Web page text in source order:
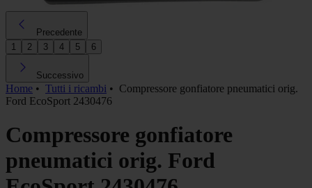
Precedente
1
2 3 4 5 6
Successivo
Home • Tutti i ricambi • Compressore gonfiatore pneumatici orig.
Ford EcoSport 2430476
Compressore gonfiatore
pneumatici orig. Ford